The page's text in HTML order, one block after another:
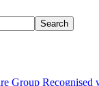
Search
Group Recognised